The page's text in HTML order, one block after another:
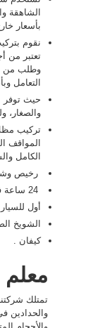
الشاهقة
بأسعار
نقوم
تعتبر من
وطلب من
التعامل
حيث توفر
والصغار،
تركيب
المواقف
الكامل
رخيص
أول
الشويخ
كيفان .
معلم
تمتلك
والحدادين